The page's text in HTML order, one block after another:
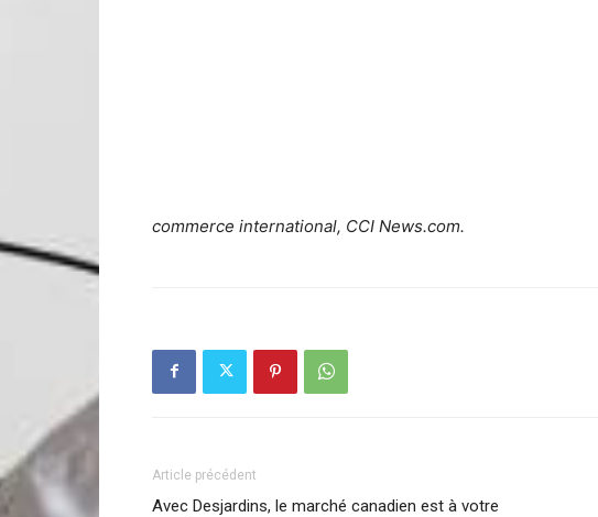
commerce international, CCI News.com.
Article précédent
Avec Desjardins, le marché canadien est à votre